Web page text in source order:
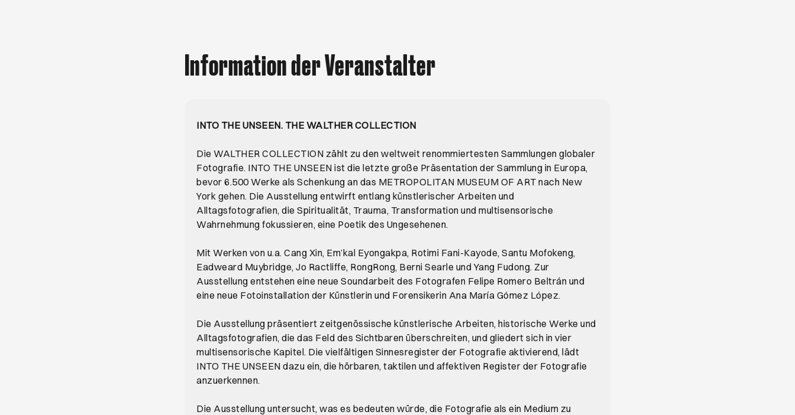
Information der Veranstalter
INTO THE UNSEEN. THE WALTHER COLLECTION
Die WALTHER COLLECTION zählt zu den weltweit renommiertesten Sammlungen globaler
Fotografie. INTO THE UNSEEN ist die letzte große Präsentation der Sammlung in Europa,
bevor 6.500 Werke als Schenkung an das METROPOLITAN MUSEUM OF ART nach New
York gehen. Die Ausstellung entwirft entlang künstlerischer Arbeiten und
Alltagsfotografien, die Spiritualität, Trauma, Transformation und multisensorische
Wahrnehmung fokussieren, eine Poetik des Ungesehenen.
Mit Werken von u.a. Cang Xin, Em’kal Eyongakpa, Rotimi Fani-Kayode, Santu Mofokeng,
Eadweard Muybridge, Jo Ractliffe, RongRong, Berni Searle und Yang Fudong. Zur
Ausstellung entstehen eine neue Soundarbeit des Fotografen Felipe Romero Beltrán und
eine neue Fotoinstallation der Künstlerin und Forensikerin Ana María Gómez López.
Die Ausstellung präsentiert zeitgenössische künstlerische Arbeiten, historische Werke und
Alltagsfotografien, die das Feld des Sichtbaren überschreiten, und gliedert sich in vier
multisensorische Kapitel. Die vielfältigen Sinnesregister der Fotografie aktivierend, lädt
INTO THE UNSEEN dazu ein, die hörbaren, taktilen und affektiven Register der Fotografie
anzuerkennen.
Die Ausstellung untersucht, was es bedeuten würde, die Fotografie als ein Medium zu